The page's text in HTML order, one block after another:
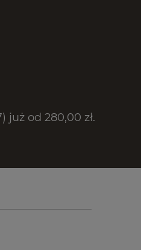
od 280,00 zł.